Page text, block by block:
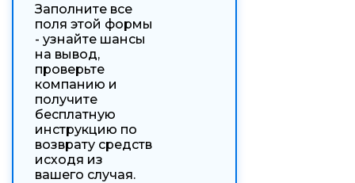
Заполните все
поля этой формы
- узнайте шансы
на вывод,
проверьте
компанию и
получите
бесплатную
инструкцию по
возврату средств
исходя из
вашего случая.